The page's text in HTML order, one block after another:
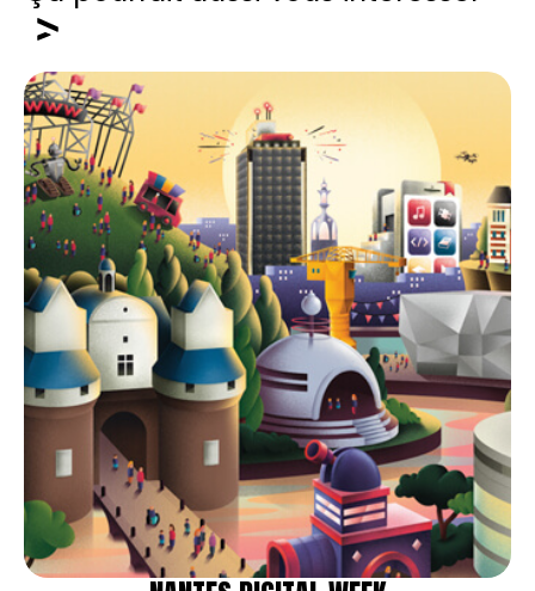
Email*
Nom et prénom*
Téléphone*
Quelques mots sur votre projet*